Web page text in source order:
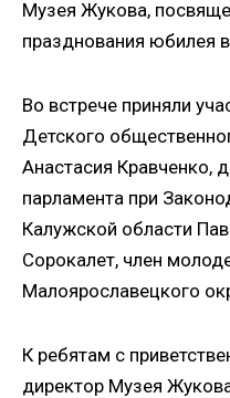
Музея Жукова,
празднования юбилея
Во встрече приняли
Детского
Анастасия Кравченко,
парламента при
Калужской области
Сорокалет, член
Малоярославецкого
К ребятам с
директор Музея